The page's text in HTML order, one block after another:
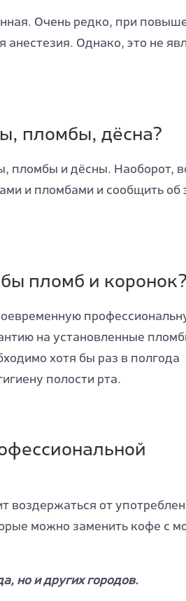
Очень редко, при
анестезия. Однако, это не
пломбы, дёсна?
пломбы и дёсны. Наоборот,
и пломбами и сообщить об
пломб и коронок?
на установленные
хотя бы раз в полгода
полости рта.
воздержаться от
можно заменить кофе с
но и других городов.